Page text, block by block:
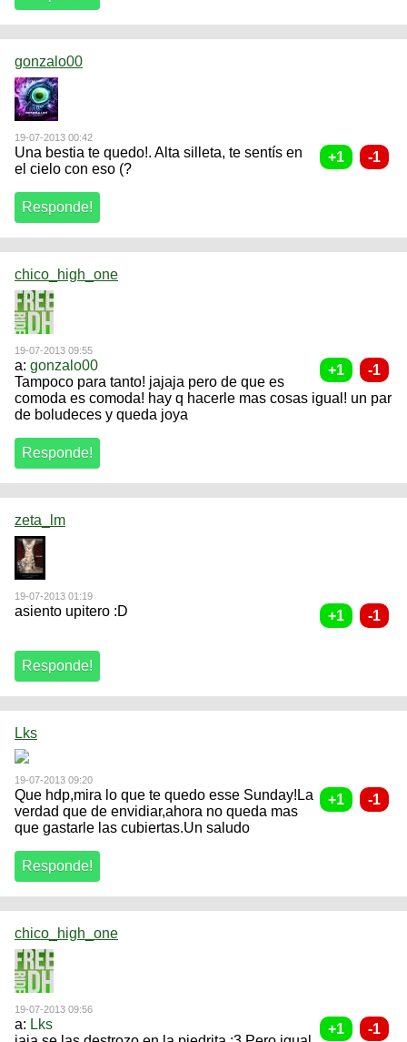
gonzalo00
19-07-2013 00:42
Una bestia te quedo!. Alta silleta, te sentís en
el cielo con eso (?
chico_high_one
19-07-2013 09:55
a: gonzalo00
Tampoco para tanto! jajaja pero de que es
comoda es comoda! hay q hacerle mas cosas igual! un par
de boludeces y queda joya
zeta_lm
19-07-2013 01:19
asiento upitero :D
Lks
19-07-2013 09:20
Que hdp,mira lo que te quedo esse Sunday!La
verdad que de envidiar,ahora no queda mas
que gastarle las cubiertas.Un saludo
chico_high_one
19-07-2013 09:56
a: Lks